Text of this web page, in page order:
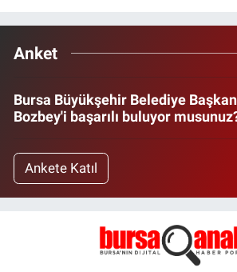
Anket
Bursa Büyükşehir Belediye
Bozbey'i başarılı buluyor
Ankete Katıl